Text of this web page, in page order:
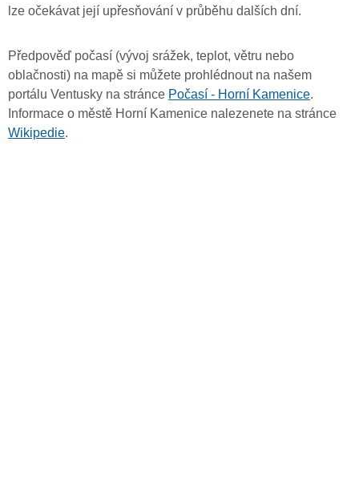
lze očekávat její upřesňování v průběhu dalších dní.
Předpověď počasí (vývoj srážek, teplot, větru nebo
oblačnosti) na mapě si můžete prohlédnout na našem
portálu Ventusky na stránce Počasí - Horní Kamenice.
Informace o městě Horní Kamenice nalezenete na stránce
Wikipedie.